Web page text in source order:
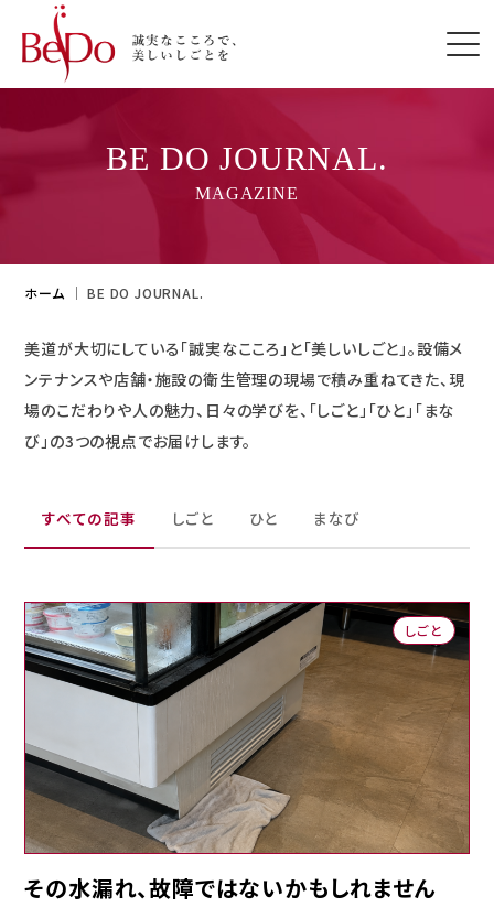
BE DO JOURNAL.
MAGAZINE
ホーム ｜BE DO JOURNAL.
美道が大切にしている「誠実なこころ」と「美しいしごと」。設備メ
ンテナンスや店舗・施設の衛生管理の現場で積み重ねてきた、 現
場のこだわりや人の魅力、日々の学びを、「しごと」「ひと」「まな
び」の3つの視点でお届けします。
すべての記事 しごと ひと まなび
しごと
その水漏れ、故障ではないかもしれません